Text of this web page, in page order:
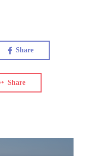
Share
Share